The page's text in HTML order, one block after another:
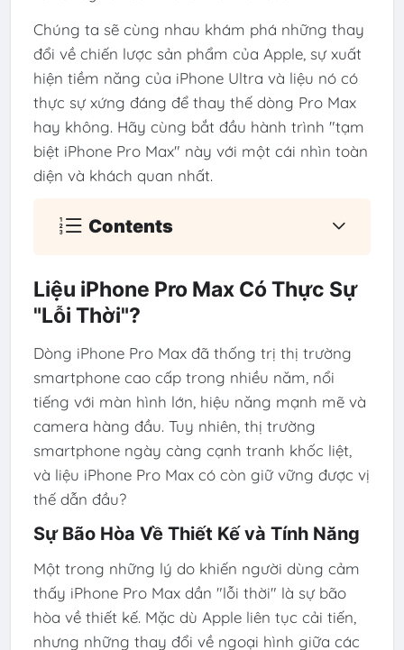
Chúng ta sẽ cùng nhau khám phá những thay
đổi về chiến lược sản phẩm của Apple, sự xuất
hiện tiềm năng của iPhone Ultra và liệu nó có
thực sự xứng đáng để thay thế dòng Pro Max
hay không. Hãy cùng bắt đầu hành trình "tạm
biệt iPhone Pro Max" này với một cái nhìn toàn
diện và khách quan nhất.
Contents
Liệu iPhone Pro Max Có Thực Sự
"Lỗi Thời"?
Dòng iPhone Pro Max đã thống trị thị trường
smartphone cao cấp trong nhiều năm, nổi
tiếng với màn hình lớn, hiệu năng mạnh mẽ và
camera hàng đầu. Tuy nhiên, thị trường
smartphone ngày càng cạnh tranh khốc liệt,
và liệu iPhone Pro Max có còn giữ vững được vị
thế dẫn đầu?
Sự Bão Hòa Về Thiết Kế và Tính Năng
Một trong những lý do khiến người dùng cảm
thấy iPhone Pro Max dần "lỗi thời" là sự bão
hòa về thiết kế. Mặc dù Apple liên tục cải tiến,
nhưng những thay đổi về ngoại hình giữa các